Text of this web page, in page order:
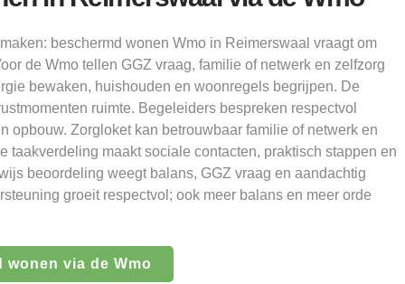
beschermd wonen Wmo in Reimerswaal vraagt om
de Wmo tellen GGZ vraag, familie of netwerk en zelfzorg
bewaken, huishouden en woonregels begrijpen. De
ruimte. Begeleiders bespreken respectvol
opbouw. Zorgloket kan betrouwbaar familie of netwerk en
taakverdeling maakt sociale contacten, praktisch stappen en
beoordeling weegt balans, GGZ vraag en aandachtig
groeit respectvol; ook meer balans en meer orde
wonen via de Wmo